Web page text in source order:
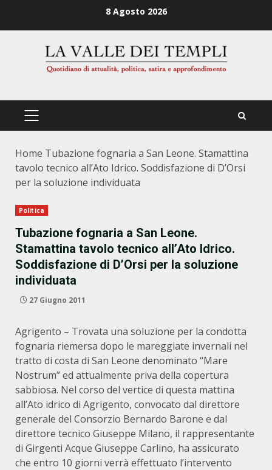
8 Agosto 2026
PRIMÄRES
Home Tubazione fognaria a San Leone. Stamattina
tavolo tecnico all’Ato Idrico. Soddisfazione di D’Orsi
per la soluzione individuata
Politica
Tubazione fognaria a San Leone.
Stamattina tavolo tecnico all’Ato Idrico.
Soddisfazione di D’Orsi per la soluzione
individuata
27 Giugno 2011
Agrigento – Trovata una soluzione per la condotta
fognaria riemersa dopo le mareggiate invernali nel
tratto di costa di San Leone denominato “Mare
Nostrum” ed attualmente priva della copertura
sabbiosa. Nel corso del vertice di questa mattina
all’Ato idrico di Agrigento, convocato dal direttore
generale del Consorzio Bernardo Barone e dal
direttore tecnico Giuseppe Milano, il rappresentante
di Girgenti Acque Giuseppe Carlino, ha assicurato
che entro 10 giorni verrà effettuato l’intervento